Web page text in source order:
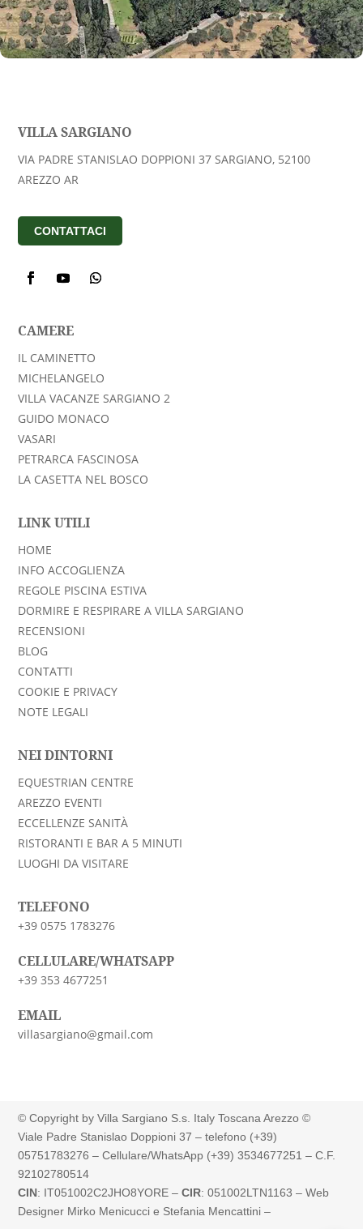
VILLA SARGIANO
VIA PADRE STANISLAO DOPPIONI 37 SARGIANO, 52100
AREZZO AR
CONTATTACI
CAMERE
IL CAMINETTO
MICHELANGELO
VILLA VACANZE SARGIANO 2
GUIDO MONACO
VASARI
PETRARCA FASCINOSA
LA CASETTA NEL BOSCO
LINK UTILI
HOME
INFO ACCOGLIENZA
REGOLE PISCINA ESTIVA
DORMIRE E RESPIRARE A VILLA SARGIANO
RECENSIONI
BLOG
CONTATTI
COOKIE E PRIVACY
NOTE LEGALI
NEI DINTORNI
EQUESTRIAN CENTRE
AREZZO EVENTI
ECCELLENZE SANITÀ
RISTORANTI E BAR A 5 MINUTI
LUOGHI DA VISITARE
TELEFONO
+39 0575 1783276
CELLULARE/WHATSAPP
+39 353 4677251
EMAIL
villasargiano@gmail.com
© Copyright by Villa Sargiano S.s. Italy Toscana Arezzo ©
Viale Padre Stanislao Doppioni 37 – telefono (+39)
05751783276 – Cellulare/WhatsApp (+39) 3534677251 – C.F.
92102780514
CIN: IT051002C2JHO8YORE–CIR:051002LTN1163– Web
Designer Mirko Menicucci e Stefania Mencattini –